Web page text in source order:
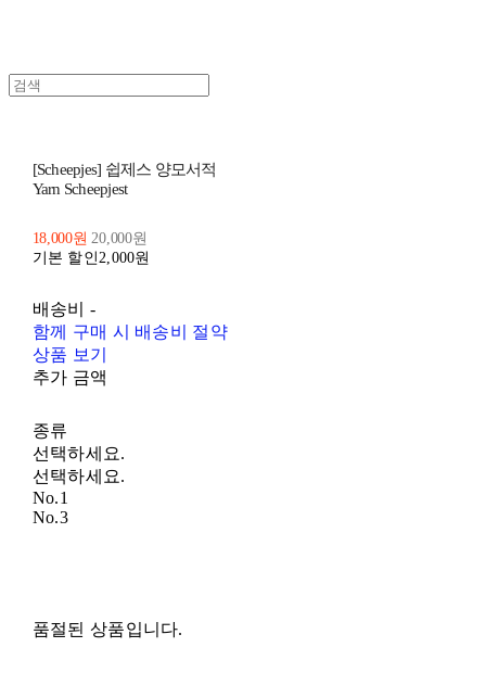
[Scheepjes] 쉽제스 양모서적
Yarn Scheepjest
18,000원20,000원
기본 할인2,000원
배송비 -
함께 구매 시 배송비 절약
상품 보기
추가 금액
종류
선택하세요.
선택하세요.
No.1
No.3
품절된 상품입니다.